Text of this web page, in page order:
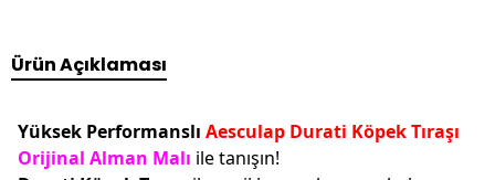
Ürün Açıklaması
Yüksek Performanslı Aesculap Durati Köpek Tıraşı
Orijinal Alman Malı ile tanışın!